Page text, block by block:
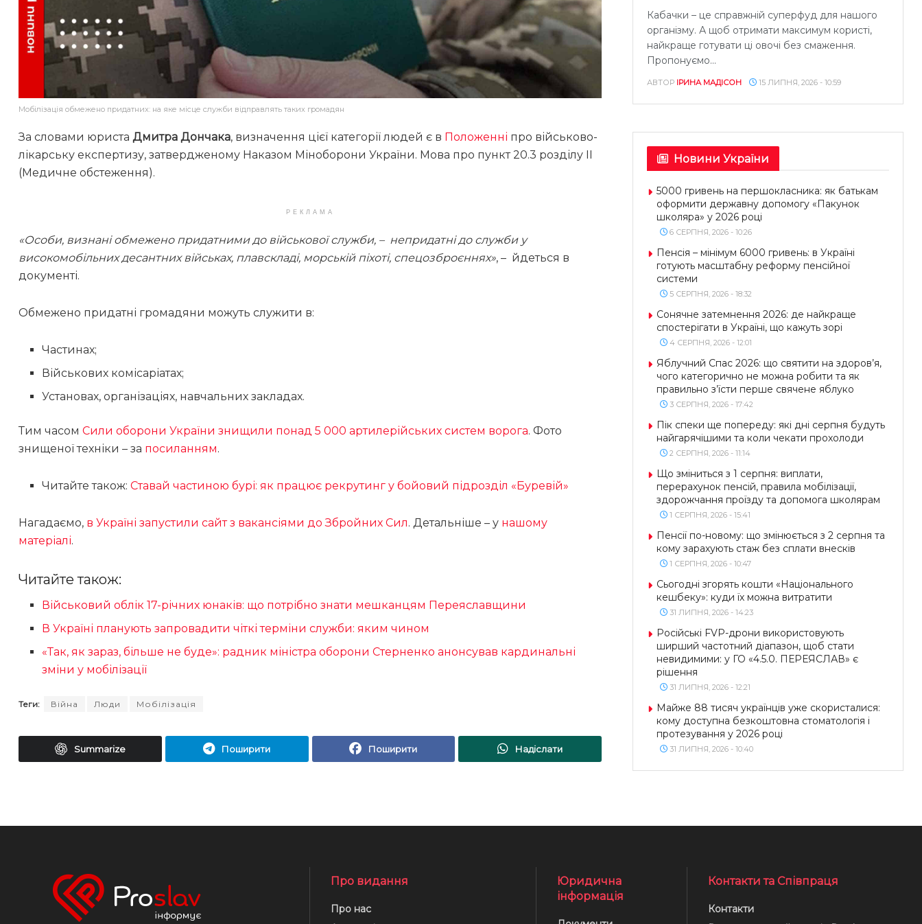
Мобілізація обмежено придатних: на яке місце служби відправлять таких громадян
За словами юриста Дмитра Дончака, визначення цієї категорії людей є в Положенні про військово-
лікарську експертизу, затвердженому Наказом Міноборони України. Мова про пункт 20.3 розділу II
(Медичне обстеження).
РЕКЛАМА
«Особи, визнані обмежено придатними до військової служби, – непридатні до служби у
високомобільних десантних військах, плавскладі, морській піхоті, спецозброєннях», – йдеться в
документі.
Обмежено придатні громадяни можуть служити в:
Частинах;
Військових комісаріатах;
Установах, організаціях, навчальних закладах.
Тим часом Сили оборони України знищили понад 5 000 артилерійських систем ворога. Фото
знищеної техніки – за посиланням.
Читайте також:Ставай частиною бурі: як працює рекрутинг у бойовий підрозділ «Буревій»
Нагадаємо, в Україні запустили сайт з вакансіями до Збройних Сил. Детальніше – у нашому
матеріалі.
Читайте також:
Військовий облік 17-річних юнаків: що потрібно знати мешканцям Переяславщини
В Україні планують запровадити чіткі терміни служби: яким чином
«Так, як зараз, більше не буде»: радник міністра оборони Стерненко анонсував кардинальні
зміни у мобілізації
Теги: Війна Люди Мобілізація
Summarize Поширити Поширити Надіслати
Кабачки – це справжній суперфуд для нашого
організму. А щоб отримати максимум користі,
найкраще готувати ці овочі без смаження.
Пропонуємо...
АВТОР ІРИНА МАДІСОН 15 ЛИПНЯ, 2026 - 10:59
Новини України
5000 гривень на першокласника: як батькам
оформити державну допомогу «Пакунок
школяра» у 2026 році
6 СЕРПНЯ, 2026 - 10:26
Пенсія – мінімум 6000 гривень: в Україні
готують масштабну реформу пенсійної
системи
5 СЕРПНЯ, 2026 - 18:32
Сонячне затемнення 2026: де найкраще
спостерігати в Україні, що кажуть зорі
4 СЕРПНЯ, 2026 - 12:01
Яблучний Спас 2026: що святити на здоров’я,
чого категорично не можна робити та як
правильно з’їсти перше свячене яблуко
3 СЕРПНЯ, 2026 - 17:42
Пік спеки ще попереду: які дні серпня будуть
найгарячішими та коли чекати прохолоди
2 СЕРПНЯ, 2026 - 11:14
Що зміниться з 1 серпня: виплати,
перерахунок пенсій, правила мобілізації,
здорожчання проїзду та допомога школярам
1 СЕРПНЯ, 2026 - 15:41
Пенсії по-новому: що змінюється з 2 серпня та
кому зарахують стаж без сплати внесків
1 СЕРПНЯ, 2026 - 10:47
Сьогодні згорять кошти «Національного
кешбеку»: куди їх можна витратити
31 ЛИПНЯ, 2026 - 14:23
Російські FVP-дрони використовують
ширший частотний діапазон, щоб стати
невидимими: у ГО «4.5.0. ПЕРЕЯСЛАВ» є
рішення
31 ЛИПНЯ, 2026 - 12:21
Майже 88 тисяч українців уже скористалися:
кому доступна безкоштовна стоматологія і
протезування у 2026 році
31 ЛИПНЯ, 2026 - 10:40
Про видання
Про нас
Юридична
інформація
Контакти та Співпраця
Контакти